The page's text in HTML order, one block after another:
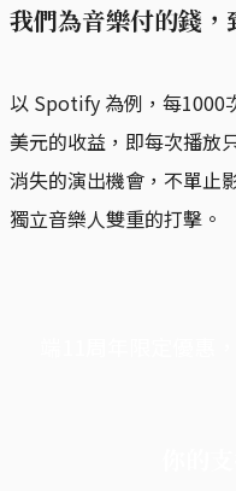
我們為音樂付的錢，
以 Spotify 為例，每1000
美元的收益，即每次播放
消失的演出機會，不單止
獨立音樂人雙重的打擊。